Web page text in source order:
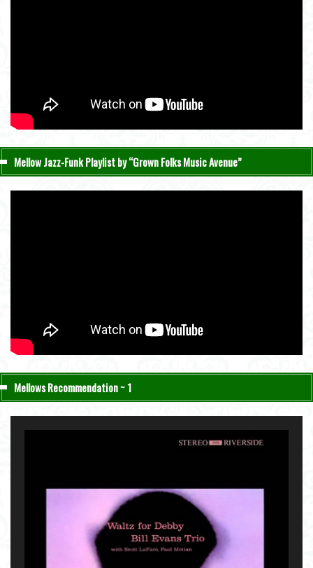
Mellow Jazz-Funk Playlist by “Grown Folks Music Avenue”
Mellows Recommendation ~ 1